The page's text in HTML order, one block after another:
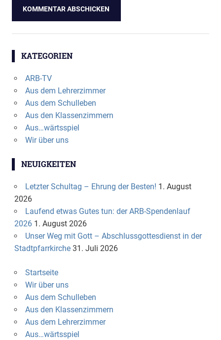
KATEGORIEN
ARB-TV
Aus dem Lehrerzimmer
Aus dem Schulleben
Aus den Klassenzimmern
Aus…wärtsspiel
Wir über uns
NEUIGKEITEN
Letzter Schultag – Ehrung der Besten! 1. August
2026
Laufend etwas Gutes tun: der ARB-Spendenlauf
2026 1. August 2026
Unser Weg mit Gott – Abschlussgottesdienst in der
Stadtpfarrkirche 31. Juli 2026
Startseite
Wir über uns
Aus dem Schulleben
Aus den Klassenzimmern
Aus dem Lehrerzimmer
Aus…wärtsspiel